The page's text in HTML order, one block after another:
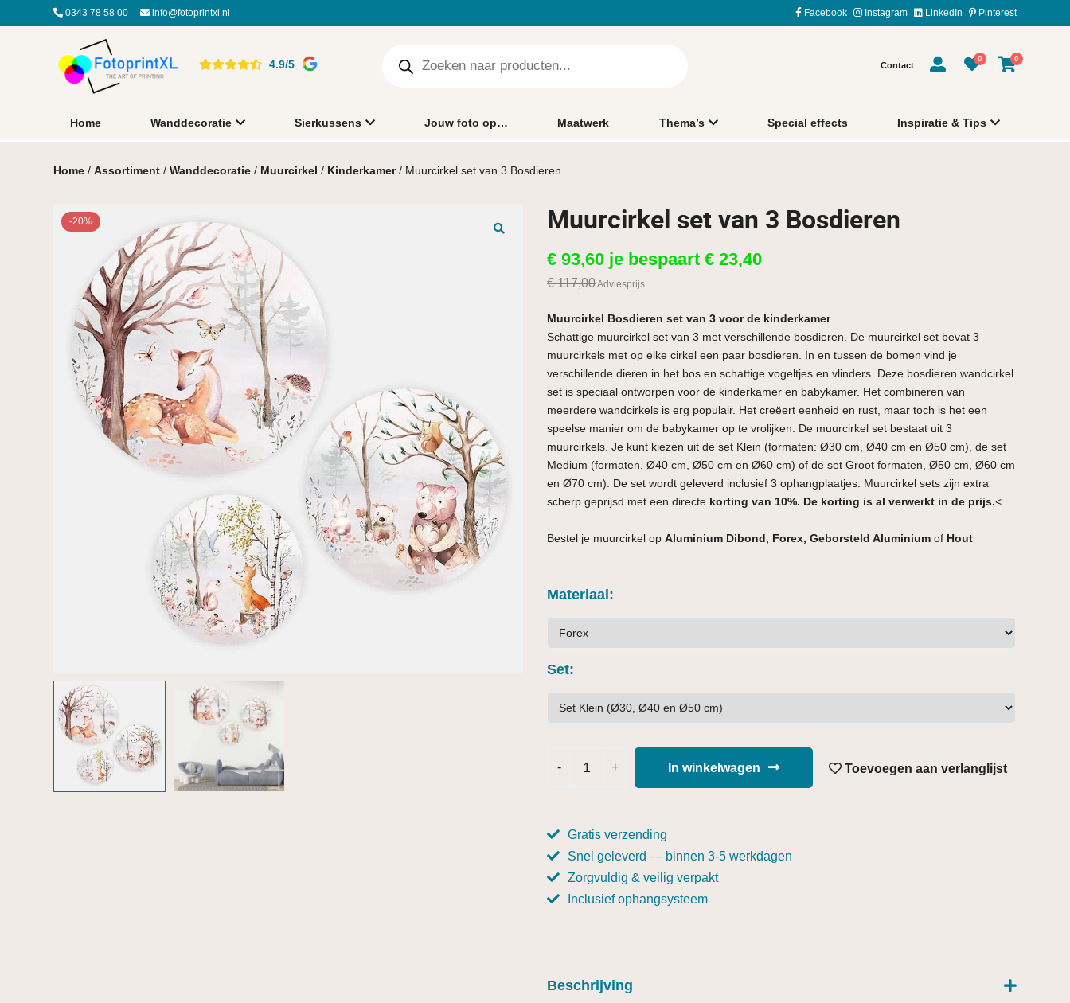
0343 78 58 00 info@fotoprintxl.nl Facebook Instagram LinkedIn Pinterest
4.9/5 Contact
0 0
Home Wanddecoratie Sierkussens Jouw foto op… Maatwerk Thema’s Special effects Inspiratie & Tips
Home /Assortiment /Wanddecoratie / Muurcirkel / Kinderkamer/ Muurcirkel set van 3 Bosdieren
-20% Muurcirkel set van 3 Bosdieren
€ 93,60 je bespaart € 23,40
€117,00Adviesprijs
Muurcirkel Bosdieren set van 3 voor de kinderkamer
Schattige muurcirkel set van 3 met verschillende bosdieren. De muurcirkel set bevat 3
muurcirkels met op elke cirkel een paar bosdieren. In en tussen de bomen vind je
verschillende dieren in het bos en schattige vogeltjes en vlinders. Deze bosdieren wandcirkel
set is speciaal ontworpen voor de kinderkamer en babykamer. Het combineren van
meerdere wandcirkels is erg populair. Het creëert eenheid en rust, maar toch is het een
speelse manier om de babykamer op te vrolijken. De muurcirkel set bestaat uit 3
muurcirkels. Je kunt kiezen uit de set Klein (formaten: Ø30 cm, Ø40 cm en Ø50 cm), de set
Medium (formaten, Ø40 cm, Ø50 cm en Ø60 cm) of de set Groot formaten, Ø50 cm, Ø60 cm
en Ø70 cm). De set wordt geleverd inclusief 3 ophangplaatjes. Muurcirkel sets zijn extra
scherp geprijsd met een directe korting van 10%. De korting is al verwerkt in de prijs.<
Bestel je muurcirkel op Aluminium Dibond, Forex, Geborsteld Aluminium of Hout
Materiaal
Set
In winkelwagen Toevoegen aan verlanglijst
Gratis verzending
Snel geleverd — binnen 3-5 werkdagen
Zorgvuldig & veilig verpakt
Inclusief ophangsysteem
Beschrijving